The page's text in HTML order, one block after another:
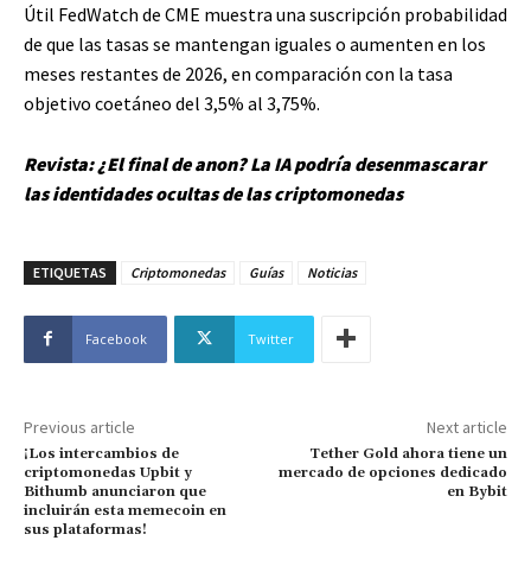
Útil FedWatch de CME muestra una suscripción probabilidad
de que las tasas se mantengan iguales o aumenten en los
meses restantes de 2026, en comparación con la tasa
objetivo coetáneo del 3,5% al ​​3,75%.
Revista:¿El final de anon? La IA podría desenmascarar
las identidades ocultas de las criptomonedas
ETIQUETAS Criptomonedas Guías Noticias
Facebook Twitter
Previous article
¡Los intercambios de
criptomonedas Upbit y
Bithumb anunciaron que
incluirán esta memecoin en
sus plataformas!
Next article
Tether Gold ahora tiene un
mercado de opciones dedicado
en Bybit